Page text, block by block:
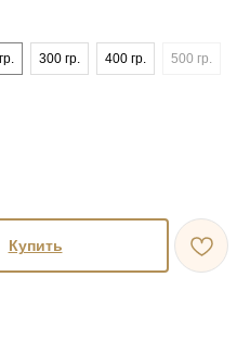
300 гр. 400 гр. 500 гр.
Купить